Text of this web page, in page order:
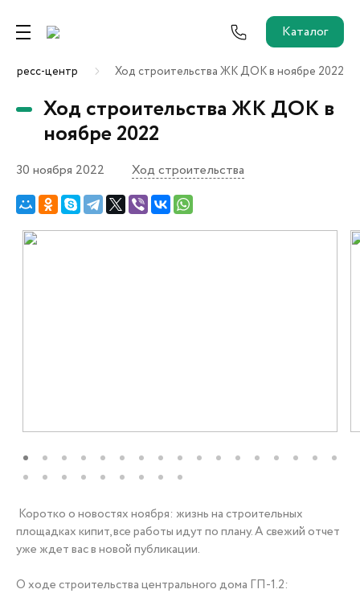
Каталог
Собственникам и новоселам
Агентам
Ремонт от застройщика
Трейд-Ин
Заказать звонок
Пресс-центр Ход строительства ЖК ДОК в ноябре 2022
Ход строительства ЖК ДОК в
ноябре 2022
30 ноября 2022 Ход строительства
Коротко о новостях ноября: жизнь на строительных
площадках кипит, все работы идут по плану. А свежий отчет
уже ждет вас в новой публикации.
О ходе строительства центрального дома ГП-1.2: